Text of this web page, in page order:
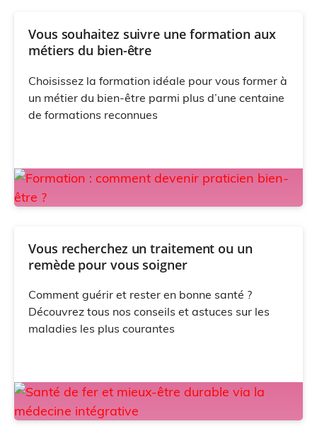
Vous souhaitez suivre une formation aux
métiers du bien-être
Choisissez la formation idéale pour vous former à
un métier du bien-être parmi plus d’une centaine
de formations reconnues
Vous recherchez un traitement ou un
remède pour vous soigner
Comment guérir et rester en bonne santé ?
Découvrez tous nos conseils et astuces sur les
maladies les plus courantes